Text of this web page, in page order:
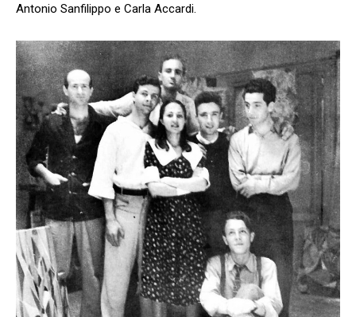
Antonio Sanfilippo e Carla Accardi.